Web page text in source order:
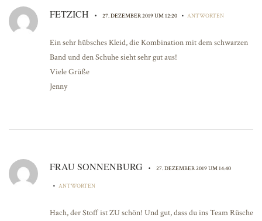
FETZICH • 27. DEZEMBER 2019 UM 12:20 • ANTWORTEN
Ein sehr hübsches Kleid, die Kombination mit dem schwarzen
Band und den Schuhe sieht sehr gut aus!
Viele Grüße
Jenny
FRAU SONNENBURG • 27. DEZEMBER 2019 UM 14:40
• ANTWORTEN
Hach, der Stoff ist ZU schön! Und gut, dass du ins Team Rüsche